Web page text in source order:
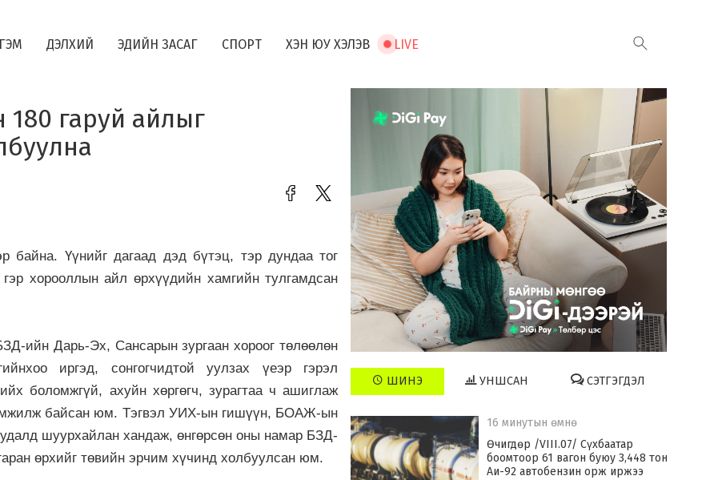
ДЭЛХИЙ ЭДИЙН ЗАСАГ СПОРТ ХЭН ЮУ ХЭЛЭВ LIVE
гаруй айлыг
байна. Үүнийг дагаад дэд бүтэц, тэр дундаа тог
хорооллын айл өрхүүдийн хамгийн тулгамдсан
Дарь-Эх, Сансарын зургаан хороог төлөөлөн
иргэд, сонгогчидтой уулзах үеэр гэрэл
боломжгүй, ахуйн хөргөгч, зурагтаа ч ашиглаж
байсан юм. Тэгвэл УИХ-ын гишүүн, БОАЖ-ын
шуурхайлан хандаж, өнгөрсөн оны намар БЗД-
өрхийг төвийн эрчим хүчинд холбуулсан юм.
ШИНЭ УНШСАН СЭТГЭГДЭЛ
16 минутын өмнө
Өчигдөр /VIII.07/ Сүхбаатар
боомтоор 61 вагон буюу 3,448 тонн
Аи-92 автобензин орж иржээ